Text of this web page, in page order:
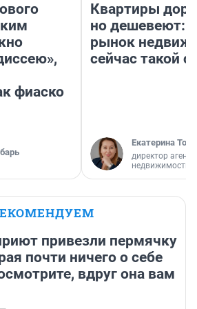
фиаско
Квартиры
но дешевеют:
рынок
сейчас такой
Екатерина
директор
недвижимости
привезли пермячку
почти ничего о себе
вдруг она вам